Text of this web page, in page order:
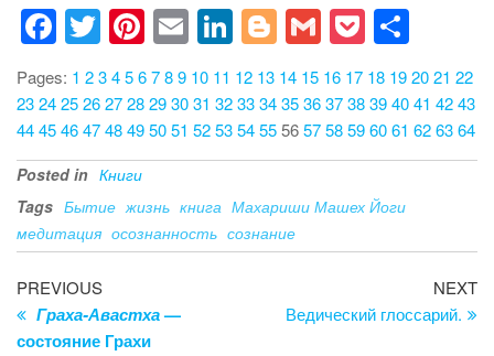
F
a
c
e
b
o
o
k
T
wi
tt
er
Pi
nt
er
e
st
E
m
ail
Li
n
k
e
dI
n
Bl
o
g
g
er
G
m
ail
P
o
ck
et
h
ar
e
Pages: 1 23456789 10 11 12 13 14 15 16 17 18 192021 22
232425262728293031 32333435363738394041 4243
4445464748495051 52535455565758596061 626364
Posted in Книги
Tags Бытие жизнь книга Махариши Машех Йоги
медитация осознанность сознание
Post
navigation
Previous
Post
PREVIOUS
Граха-Авастха—
состояние Грахи
NEXT
Ведический глоссарий.